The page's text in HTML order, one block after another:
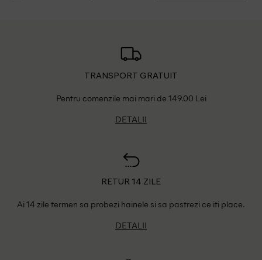
TRANSPORT GRATUIT
Pentru comenzile mai mari de 149.00 Lei
DETALII
RETUR 14 ZILE
Ai 14 zile termen sa probezi hainele si sa pastrezi ce iti place.
DETALII